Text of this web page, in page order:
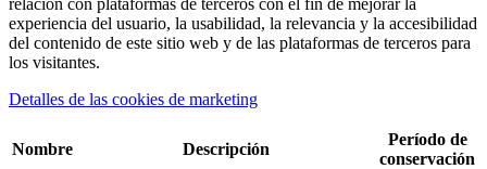
relación con plataformas de terceros con el fin de mejorar la
experiencia del usuario, la usabilidad, la relevancia y la accesibilidad
del contenido de este sitio web y de las plataformas de terceros para
los visitantes.
Detalles de las cookies de marketing
Nombre Descripción
Período de
conservación